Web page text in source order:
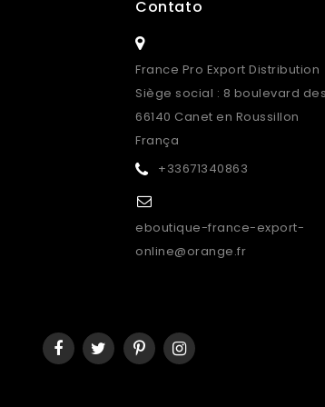
Contato
France Pro Export Distribution
Siège social : 8 boulevard
66140 Canet en Roussillon
França
+33671340863
eboutique-france-export-
online@orange.fr